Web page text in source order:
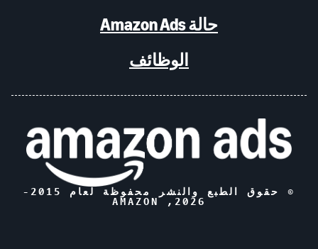
حالة Amazon Ads
الوظائف
© حقوق الطبع والنشر محفوظة لعام 2015-
2026
, AMAZON